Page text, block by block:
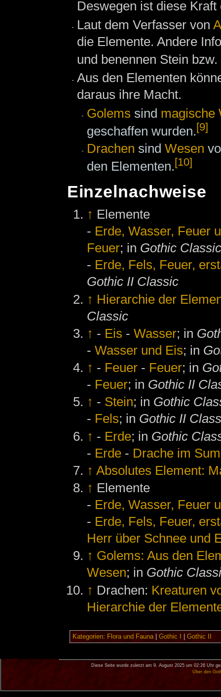
Deswegen ist diese
Laut dem Verfasser von
die Elemente. Andere
und benennen Stein
Aus den Elementen
daraus ihre Macht.
Golems sind magische
geschaffen wurden.[9]
Drachen sindWesen
den Elementen.[10]
Einzelnachweise
↑ Elemente
- Erde, Wasser, Feuer
Feuer; in Gothic
- Erde, Fels, Feuer,
Gothic II Classic
↑ Hierarchie der
Classic
↑ - Eis -Wasser; in
-Wasser und Eis; in
↑ - Feuer - Feuer; in
- Feuer; in Gothic II
↑ - Stein; in Gothic
- Fels; in Gothic II
↑ - Erde; in Gothic
- Erde - Drache im
↑ Absolutes Element:
↑ Elemente
- Erde, Wasser, Feuer
- Erde, Fels, Feuer,
Herr über Schnee und
↑ Golems: Aus den
Wesen; in Gothic
↑ Drachen: Kreaturen
Hierarchie der
Kategorien: Flora und Fauna| Gothic I Gothic II
Diese Seite wurde zuletzt am 9. August 2025 um 02:26 Uhr
Über den